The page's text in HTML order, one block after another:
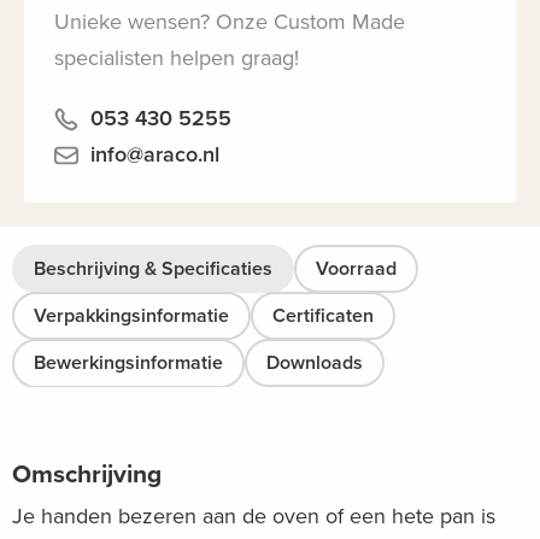
Unieke wensen? Onze Custom Made
specialisten helpen graag!
053 430 5255
info@araco.nl
Beschrijving & Specificaties
Voorraad
Verpakkingsinformatie
Certificaten
Bewerkingsinformatie
Downloads
Omschrijving
Je handen bezeren aan de oven of een hete pan is